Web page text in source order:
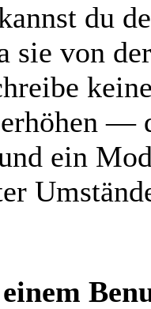
du
sie von
—
ein